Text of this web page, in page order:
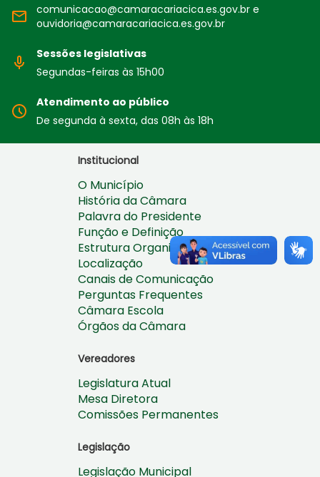
comunicacao@camaracariacica.es.gov.br e
ouvidoria@camaracariacica.es.gov.br
Sessões legislativas
Segundas-feiras às 15h00
Atendimento ao público
De segunda à sexta, das 08h às 18h
Institucional
O Município
História da Câmara
Palavra do Presidente
Função e Definição
Estrutura Organizacional
Localização
Canais de Comunicação
Perguntas Frequentes
Câmara Escola
Órgãos da Câmara
Vereadores
Legislatura Atual
Mesa Diretora
Comissões Permanentes
Legislação
Legislação Municipal